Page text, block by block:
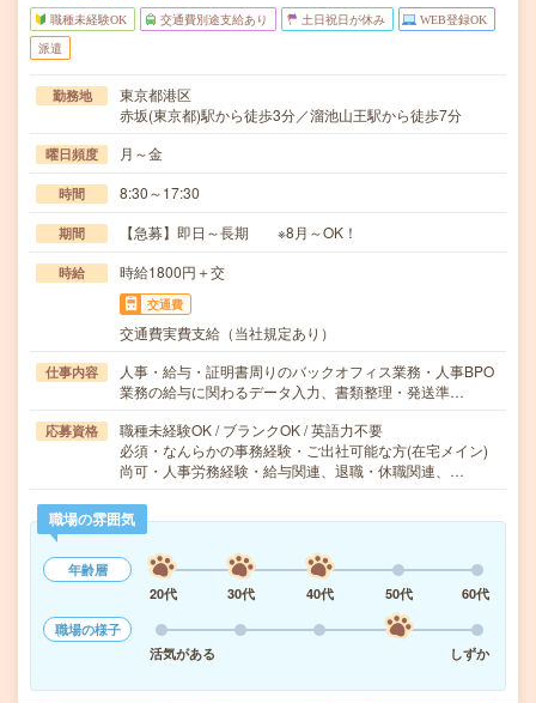
職種未経験OK 交通費別途支給あり 土日祝日が休み WEB登録OK
派遣
勤務地
東京都港区
赤坂(東京都)駅から徒歩3分／溜池山王駅から徒歩7分
曜日頻度 月～金
時間 8:30～17:30
期間 【急募】即日～長期 ※8月～OK！
時給 時給1800円＋交
交通費
交通費実費支給（当社規定あり）
仕事内容
人事・給与・証明書周りのバックオフィス業務・人事BPO
業務の給与に関わるデータ入力、書類整理・発送準…
応募資格
職種未経験OK / ブランクOK / 英語力不要
必須・なんらかの事務経験・ご出社可能な方(在宅メイン)
尚可・人事労務経験・給与関連、退職・休職関連、…
職場の雰囲気
年齢層
20代
30代 40代 50代
60代
職場の様子
活気がある
しずか